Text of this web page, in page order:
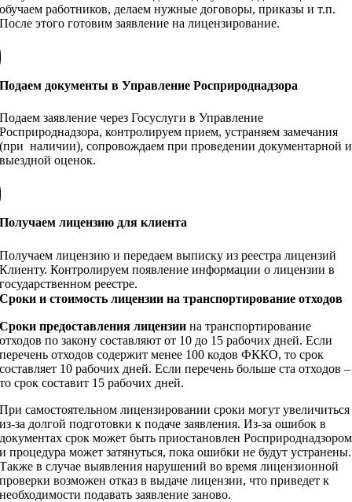
обучаем работников, делаем нужные договоры, приказы и т.п.
После этого готовим заявление на лицензирование.
Подаем документы в Управление Росприроднадзора
Подаем заявление через Госуслуги в Управление
Росприроднадзора, контролируем прием, устраняем замечания
(при наличии), сопровождаем при проведении документарной и
выездной оценок.
Получаем лицензию для клиента
Получаем лицензию и передаем выписку из реестра лицензий
Клиенту. Контролируем появление информации о лицензии в
государственном реестре.
Сроки и стоимость лицензии на транспортирование отходов
Сроки предоставления лицензии на транспортирование
отходов по закону составляют от 10 до 15 рабочих дней. Если
перечень отходов содержит менее 100 кодов ФККО, то срок
составляет 10 рабочих дней. Если перечень больше ста отходов –
то срок составит 15 рабочих дней.
При самостоятельном лицензировании сроки могут увеличиться
из-за долгой подготовки к подаче заявления. Из-за ошибок в
документах срок может быть приостановлен Росприроднадзором
и процедура может затянуться, пока ошибки не будут устранены.
Также в случае выявления нарушений во время лицензионной
проверки возможен отказ в выдаче лицензии, что приведет к
необходимости подавать заявление заново.